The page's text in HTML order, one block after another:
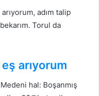
adım talip
Torul da
arıyorum
hal: Boşanmış